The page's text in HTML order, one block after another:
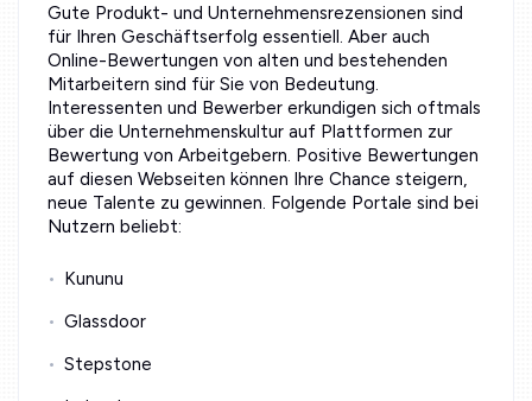
Gute Produkt- und Unternehmensrezensionen sind
für Ihren Geschäftserfolg essentiell. Aber auch
Online-Bewertungen von alten und bestehenden
Mitarbeitern sind für Sie von Bedeutung.
Interessenten und Bewerber erkundigen sich oftmals
über die Unternehmenskultur auf Plattformen zur
Bewertung von Arbeitgebern. Positive Bewertungen
auf diesen Webseiten können Ihre Chance steigern,
neue Talente zu gewinnen. Folgende Portale sind bei
Nutzern beliebt:
Kununu
Glassdoor
Stepstone